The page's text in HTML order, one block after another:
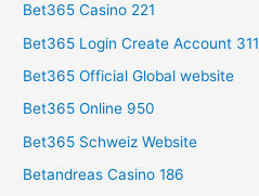
Bet365 Casino 221
Bet365 Login Create Account 311
Bet365 Official Global website
Bet365 Online 950
Bet365 Schweiz Website
Betandreas Casino 186